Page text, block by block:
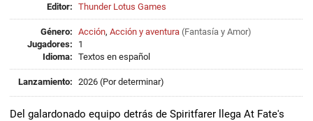
Editor: Thunder Lotus Games
Género: Acción, Acción y aventura (Fantasía y Amor)
Jugadores:
1
Idioma: Textos en español
Lanzamiento: 2026 (Por determinar)
Del galardonado equipo detrás de Spiritfarer llega At Fate's